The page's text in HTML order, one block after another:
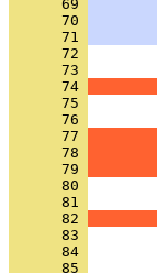
      69
      70
      71
      72
      73
      74
      75
      76
      77
      78
      79
      80
      81
      82
      83
      84
      85